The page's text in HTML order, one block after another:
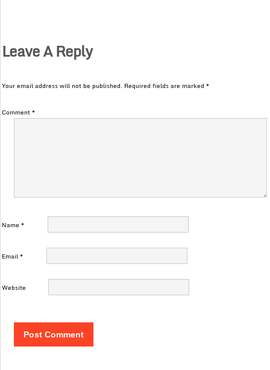
Leave A Reply
Your email address will not be published. Required fields are marked*
Comment*
Name*
Email*
Website